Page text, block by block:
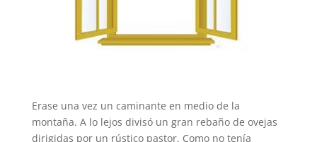
Erase una vez un caminante en medio de la
montaña. A lo lejos divisó un gran rebaño de ovejas
dirigidas por un rústico pastor. Como no tenía